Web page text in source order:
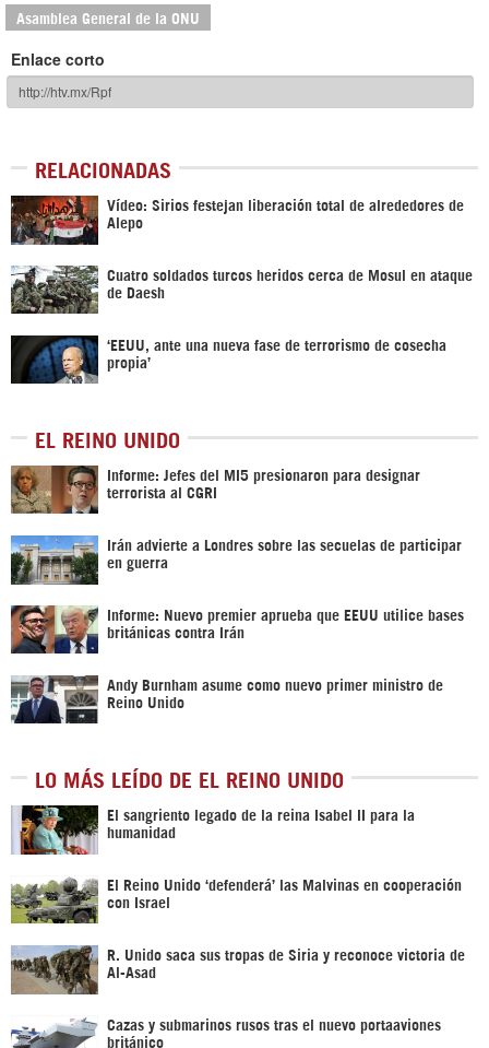
Asamblea General de la ONU
Enlace corto
RELACIONADAS
Vídeo: Sirios festejan liberación total de alrededores de
Alepo
Cuatro soldados turcos heridos cerca de Mosul en ataque
de Daesh
‘EEUU, ante una nueva fase de terrorismo de cosecha
propia’
EL REINO UNIDO
Informe: Jefes del MI5 presionaron para designar
terrorista al CGRI
Irán advierte a Londres sobre las secuelas de participar
en guerra
Informe: Nuevo premier aprueba que EEUU utilice bases
británicas contra Irán
Andy Burnham asume como nuevo primer ministro de
Reino Unido
LO MÁS LEÍDO DE EL REINO UNIDO
El sangriento legado de la reina Isabel II para la
humanidad
El Reino Unido ‘defenderá’ las Malvinas en cooperación
con Israel
R. Unido saca sus tropas de Siria y reconoce victoria de
Al-Asad
Cazas y submarinos rusos tras el nuevo portaaviones
británico